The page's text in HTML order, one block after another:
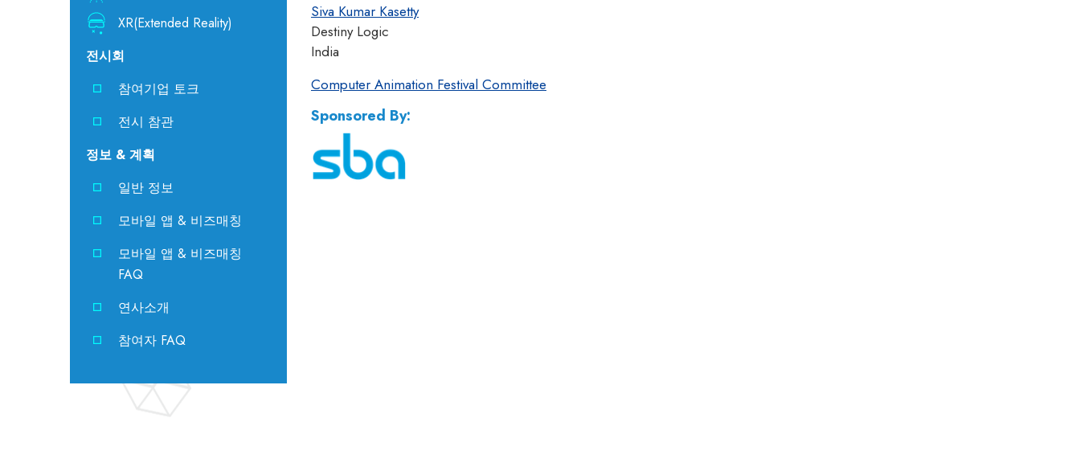
XR(Extended Reality)
전시회
참여기업 토크
전시 참관
정보 & 계획
일반 정보
모바일 앱 & 비즈매칭
모바일 앱 & 비즈매칭
FAQ
연사소개
참여자 FAQ
Siva Kumar Kasetty
Destiny Logic
India
Computer Animation Festival Committee
Sponsored By: